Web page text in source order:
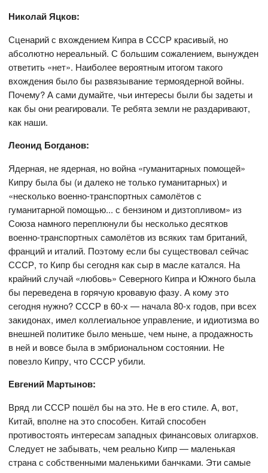
Николай Яцков:
Сценарий с вхождением Кипра в СССР красивый, но
абсолютно нереальный. С большим сожалением, вынужден
ответить «нет». Наиболее вероятным итогом такого
вхождения было бы развязывание термоядерной войны.
Почему? А сами думайте, чьи интересы были бы задеты и
как бы они реагировали. Те ребята земли не раздаривают,
как наши.
Леонид Богданов:
Ядерная, не ядерная, но война «гуманитарных помощей»
Кипру была бы (и далеко не только гуманитарных) и
«несколько военно-транспортных самолётов с
гуманитарной помощью... с бензином и дизтопливом» из
Союза намного переплюнули бы несколько десятков
военно-транспортных самолётов из всяких там британий,
франций и италий. Поэтому если бы существовал сейчас
СССР, то Кипр бы сегодня как сыр в масле катался. На
крайний случай «любовь» Северного Кипра и Южного была
бы переведена в горячую кровавую фазу. А кому это
сегодня нужно? СССР в 60-х — начала 80-х годов, при всех
закидонах, имел коллегиальное управление, и идиотизма во
внешней политике было меньше, чем ныне, а продажность
в ней и вовсе была в эмбриональном состоянии. Не
повезло Кипру, что СССР убили.
Евгений Мартынов:
Вряд ли СССР пошёл бы на это. Не в его стиле. А, вот,
Китай, вполне на это способен. Китай способен
противостоять интересам западных финансовых олигархов.
Следует не забывать, чем реально Кипр — маленькая
страна с собственными маленькими банчками. Эти самые